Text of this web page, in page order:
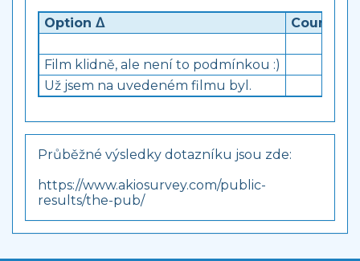
Option ᐃ Count ᐁ
Film klidně, ale není to podmínkou :)
Už jsem na uvedeném filmu byl.
Průběžné výsledky dotazníku jsou zde:
https://www.akiosurvey.com/public-
results/the-pub/